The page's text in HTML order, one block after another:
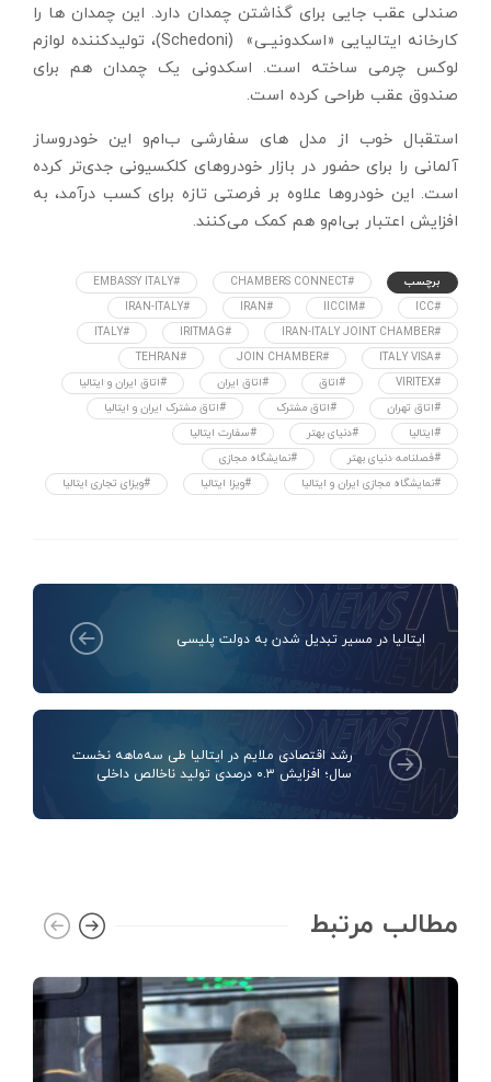
صندلی عقب جایی برای گذاشتن چمدان دارد. این چمدان ‌‌ها را
کارخانه ایتالیایی «اسکدونیـی» (Schedoni)، تولیدکننده لوازم
لوکس چرمی ساخته است. اسکدونی یک چمدان هم برای
صندوق عقب طراحی کرده است.
استقبال خوب از مدل ‌‌های سفارشی ب‌‌ام‌‌و این خودروساز
آلمانی را برای حضور در بازار خودرو‌‌های کلکسیونی جدی‌‌‌تر کرده
است. این خودرو‌‌ها علاوه بر فرصتی تازه برای کسب درآمد، به
افزایش اعتبار بی‌ام‌و هم کمک می‌کنند.
برچسب #CHAMBERS CONNECT
#EMBASSY ITALY
#ICC
#IICCIM
#IRAN
#IRAN-ITALY
#IRAN-ITALY JOINT CHAMBER
#IRITMAG
#ITALY
#ITALY VISA
#JOIN CHAMBER
#TEHRAN
#VIRITEX
#اتاق #اتاق ایران
#اتاق ایران و ایتالیا
#اتاق تهران
#اتاق مشترک
#اتاق مشترک ایران و ایتالیا
#ایتالیا
#دنیای بهتر
#سفارت ایتالیا
#فصلنامه دنیای بهتر
#نمایشگاه مجازی
#نمایشگاه مجازی ایران و ایتالیا
#ویزا ایتالیا #ویزای تجاری ایتالیا
ایتالیا در مسیر تبدیل شدن به دولت پلیسی
رشد اقتصادی ملایم در ایتالیا طی سه‌ماهه نخست
سال؛ افزایش ۰.۳ درصدی تولید ناخالص داخلی
مطالب مرتبط